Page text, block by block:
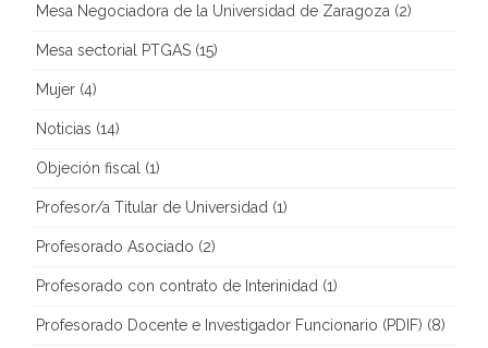
Mesa Negociadora de la Universidad de Zaragoza (2)
Mesa sectorial PTGAS (15)
Mujer (4)
Noticias (14)
Objeción fiscal (1)
Profesor/a Titular de Universidad (1)
Profesorado Asociado (2)
Profesorado con contrato de Interinidad (1)
Profesorado Docente e Investigador Funcionario (PDIF) (8)